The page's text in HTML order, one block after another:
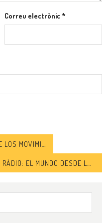
Correu electrònic*
EN EL MUNDO